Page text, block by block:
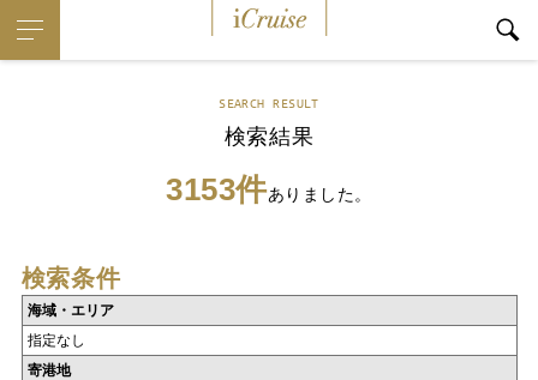
SEARCH RESULT
検索結果
3153件ありました。
検索条件
海域・エリア
指定なし
寄港地